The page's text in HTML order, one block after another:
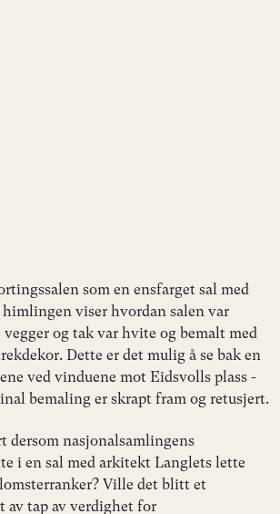
som en ensfarget sal med
viser hvordan salen var
og tak var hvite og bemalt med
Dette er det mulig å se bak en
ved vinduene mot Eidsvolls plass -
bemaling er skrapt fram og retusjert.
dersom nasjonalsamlingens
i en sal med arkitekt Langlets lette
Ville det blitt et
av tap av verdighet for